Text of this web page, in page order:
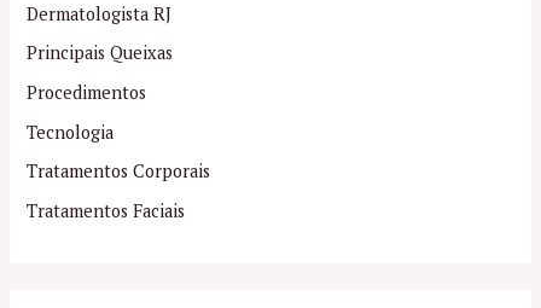
Dermatologista RJ
Principais Queixas
Procedimentos
Tecnologia
Tratamentos Corporais
Tratamentos Faciais